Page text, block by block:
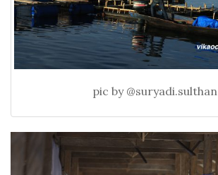
pic by @suryadi.sulthan